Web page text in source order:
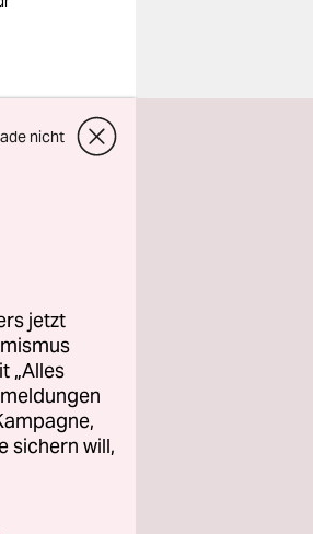
nicht
jetzt
„Alles
sichern will,